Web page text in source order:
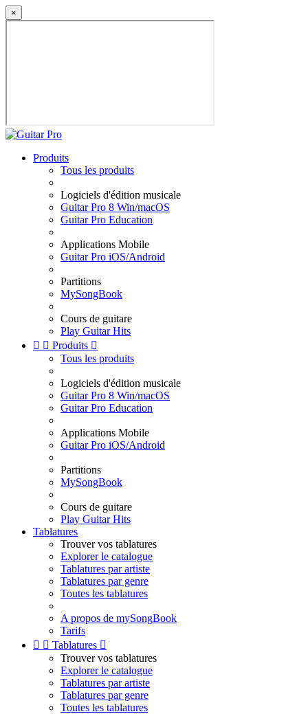
×
Produits
Tous les produits
Logiciels d'édition musicale
Guitar Pro 8 Win/macOS
Guitar Pro Education
Applications Mobile
Guitar Pro iOS/Android
Partitions
MySongBook
Cours de guitare
Play Guitar Hits
  Produits 
Tous les produits
Logiciels d'édition musicale
Guitar Pro 8 Win/macOS
Guitar Pro Education
Applications Mobile
Guitar Pro iOS/Android
Partitions
MySongBook
Cours de guitare
Play Guitar Hits
Tablatures
Trouver vos tablatures
Explorer le catalogue
Tablatures par artiste
Tablatures par genre
Toutes les tablatures
A propos de mySongBook
Tarifs
  Tablatures 
Trouver vos tablatures
Explorer le catalogue
Tablatures par artiste
Tablatures par genre
Toutes les tablatures